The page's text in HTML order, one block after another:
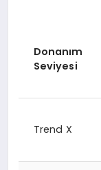
Donanım
Seviyesi
Trend X